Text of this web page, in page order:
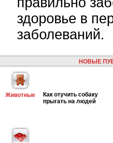
здоровье в
заболеваний.
НОВЫЕ
Животные
Как отучить собаку
прыгать на людей